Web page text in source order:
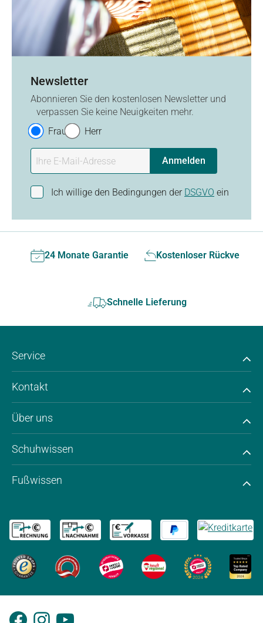
Newsletter
Abonnieren Sie den kostenlosen Newsletter und
verpassen Sie keine Neuigkeiten mehr.
Frau
Herr
Anmelden
Ich willige den Bedingungen der DSGVO ein
24 Monate Garantie Kostenloser Rückversand
Schnelle Lieferung
Service
Kontakt
Über uns
Schuhwissen
Fußwissen